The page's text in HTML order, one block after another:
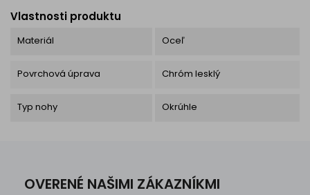
Vlastnosti produktu
Materiál Oceľ
Povrchová úprava Chróm lesklý
Typ nohy Okrúhle
OVERENÉ NAŠIMI ZÁKAZNÍKMI